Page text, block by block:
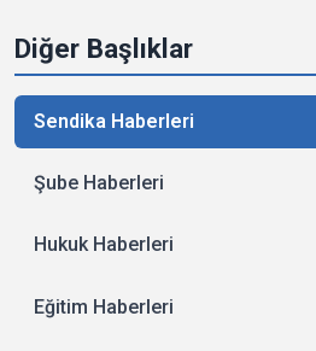
Diğer Başlıklar
Sendika Haberleri
Şube Haberleri
Hukuk Haberleri
Eğitim Haberleri